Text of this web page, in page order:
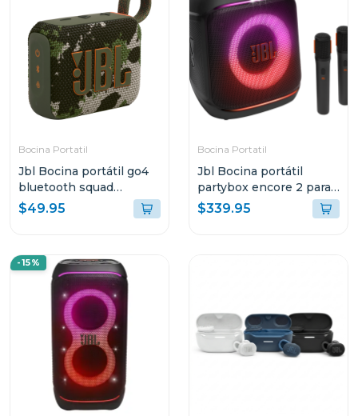
Bocina Portatil
Jbl Bocina portátil go4
bluetooth squad
resistente al agua y
polvo go4
$49.95
Bocina Portatil
Jbl Bocina portátil
partybox encore 2 para
karaoke
$339.95
-15%